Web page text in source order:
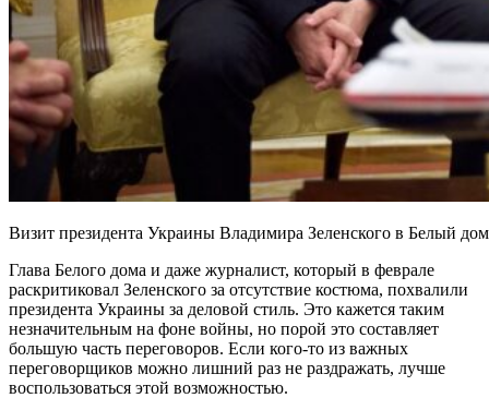
Визит президента Украины Владимира Зеленского в Белый
Глава Белого дома и даже журналист, который в феврале
раскритиковал Зеленского за отсутствие костюма, похвалили
президента Украины за деловой стиль. Это кажется таким
незначительным на фоне войны, но порой это составляет
большую часть переговоров. Если кого-то из важных
переговорщиков можно лишний раз не раздражать, лучше
воспользоваться этой возможностью.